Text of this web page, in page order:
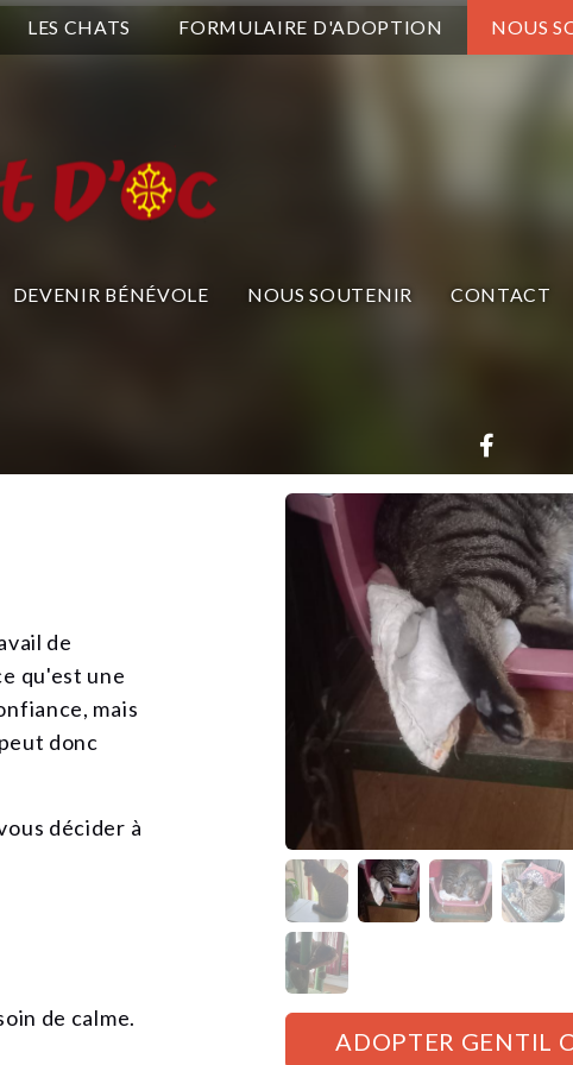
LES CHATS FORMULAIRE D'ADOPTION NOUS
DEVENIR BÉNÉVOLE NOUS SOUTENIR CONTACT
de
qu'est une
mais
donc
décider à
de calme.
ADOPTER GENTIL